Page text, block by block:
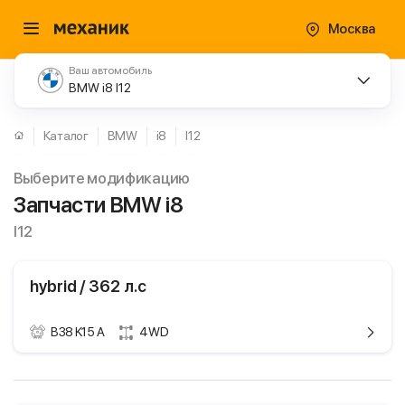
Москва
Ваш автомобиль
BMW i8 I12
Каталог BMW i8 I12
Выберите модификацию
Запчасти BMW i8
I12
hybrid / 362 л.с
B38 K15 A 4WD
BMW i8